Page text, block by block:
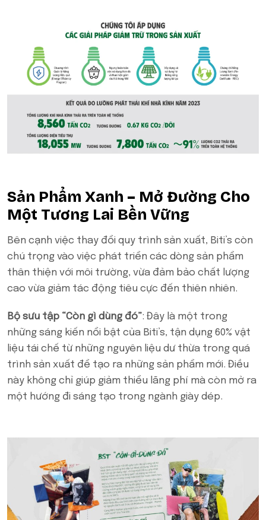
Sản Phẩm Xanh – Mở Đường Cho
Một Tương Lai Bền Vững
Bên cạnh việc thay đổi quy trình sản xuất, Biti’s còn
chú trọng vào việc phát triển các dòng sản phẩm
thân thiện với môi trường, vừa đảm bảo chất lượng
cao vừa giảm tác động tiêu cực đến thiên nhiên.
Bộ sưu tập “Còn gì dùng đó”: Đây là một trong
những sáng kiến nổi bật của Biti’s, tận dụng 60% vật
liệu tái chế từ những nguyên liệu dư thừa trong quá
trình sản xuất để tạo ra những sản phẩm mới. Điều
này không chỉ giúp giảm thiểu lãng phí mà còn mở ra
một hướng đi sáng tạo trong ngành giày dép.